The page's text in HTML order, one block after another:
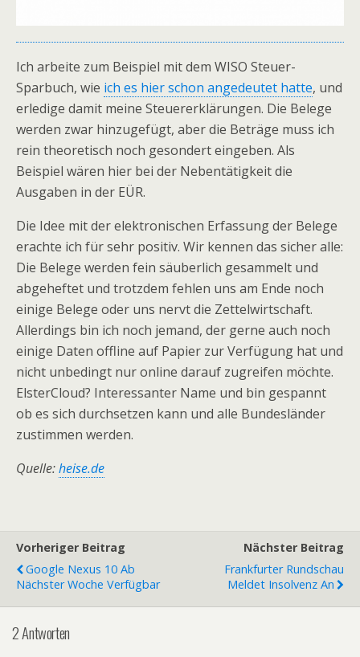
Ich arbeite zum Beispiel mit dem WISO Steuer-
Sparbuch, wie ich es hier schon angedeutet hatte, und
erledige damit meine Steuererklärungen. Die Belege
werden zwar hinzugefügt, aber die Beträge muss ich
rein theoretisch noch gesondert eingeben. Als
Beispiel wären hier bei der Nebentätigkeit die
Ausgaben in der EÜR.
Die Idee mit der elektronischen Erfassung der Belege
erachte ich für sehr positiv. Wir kennen das sicher alle:
Die Belege werden fein säuberlich gesammelt und
abgeheftet und trotzdem fehlen uns am Ende noch
einige Belege oder uns nervt die Zettelwirtschaft.
Allerdings bin ich noch jemand, der gerne auch noch
einige Daten offline auf Papier zur Verfügung hat und
nicht unbedingt nur online darauf zugreifen möchte.
ElsterCloud? Interessanter Name und bin gespannt
ob es sich durchsetzen kann und alle Bundesländer
zustimmen werden.
Quelle:heise.de
Vorheriger Beitrag
Google Nexus 10 Ab
Nächster Woche Verfügbar
Nächster Beitrag
Frankfurter Rundschau
Meldet Insolvenz An
2 Antworten